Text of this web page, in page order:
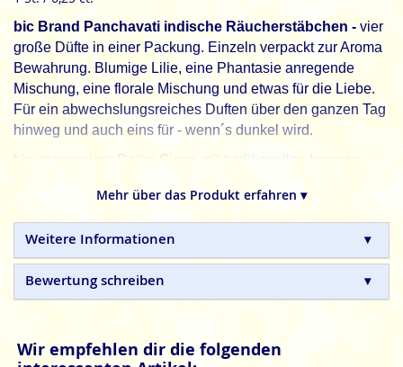
bic Brand Panchavati indische Räucherstäbchen - vier
große Düfte in einer Packung. Einzeln verpackt zur Aroma
Bewahrung. Blumige Lilie, eine Phantasie anregende
Mischung, eine florale Mischung und etwas für die Liebe.
Für ein abwechslungsreiches Duften über den ganzen Tag
hinweg und auch eins für - wenn´s dunkel wird.
bic, regeneriere Deine Sinne mit traditionellen Incense
oder petrochemische Zusätze.
Mehr über das Produkt erfahren ▾
Weitere Informationen
Bewertung schreiben
Wir empfehlen dir die folgenden